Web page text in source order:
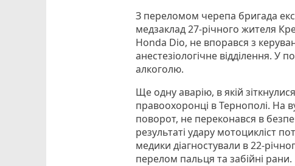
З переломом черепа бригада
медзаклад 27-річного жителя
Honda Dio, не впорався з
анестезіологічне відділення. У
алкоголю.
Ще одну аварію, в якій
правоохоронці в Тернополі. На
поворот, не переконався в
результаті удару мотоцикліст
медики діагностували в 22-
перелом пальця та забійні рани.